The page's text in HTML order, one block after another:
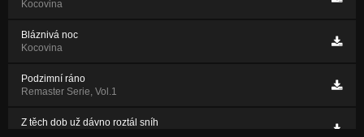
Kocovina
Bláznivá noc
Kocovina
Podzimní ráno
Remaster Serie, Vol.1
Z těch dob už dávno roztál sníh